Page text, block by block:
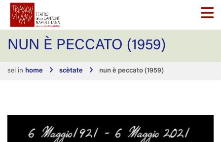
NUN È PECCATO (1959)
sei in home scètate nun è peccato (1959)